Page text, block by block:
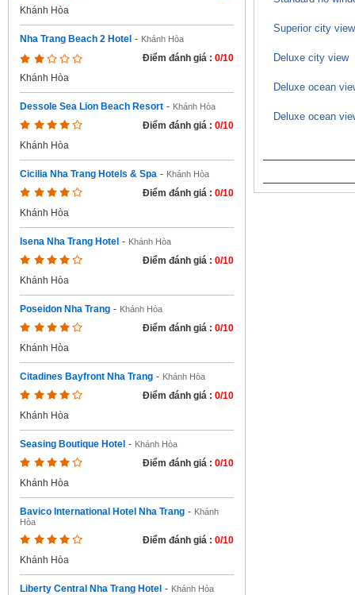
Khánh Hòa
Nha Trang Beach 2 Hotel - Khánh Hòa
Điểm đánh giá : 0/10
Khánh Hòa
Dessole Sea Lion Beach Resort - Khánh Hòa
Điểm đánh giá : 0/10
Khánh Hòa
Cicilia Nha Trang Hotels & Spa - Khánh Hòa
Điểm đánh giá : 0/10
Khánh Hòa
Isena Nha Trang Hotel - Khánh Hòa
Điểm đánh giá : 0/10
Khánh Hòa
Poseidon Nha Trang - Khánh Hòa
Điểm đánh giá : 0/10
Khánh Hòa
Citadines Bayfront Nha Trang - Khánh Hòa
Điểm đánh giá : 0/10
Khánh Hòa
Seasing Boutique Hotel - Khánh Hòa
Điểm đánh giá : 0/10
Khánh Hòa
Bavico International Hotel Nha Trang - Khánh
Hòa
Điểm đánh giá : 0/10
Khánh Hòa
Liberty Central Nha Trang Hotel - Khánh Hòa
Superior city view
Deluxe city view
Deluxe ocean
Deluxe ocean